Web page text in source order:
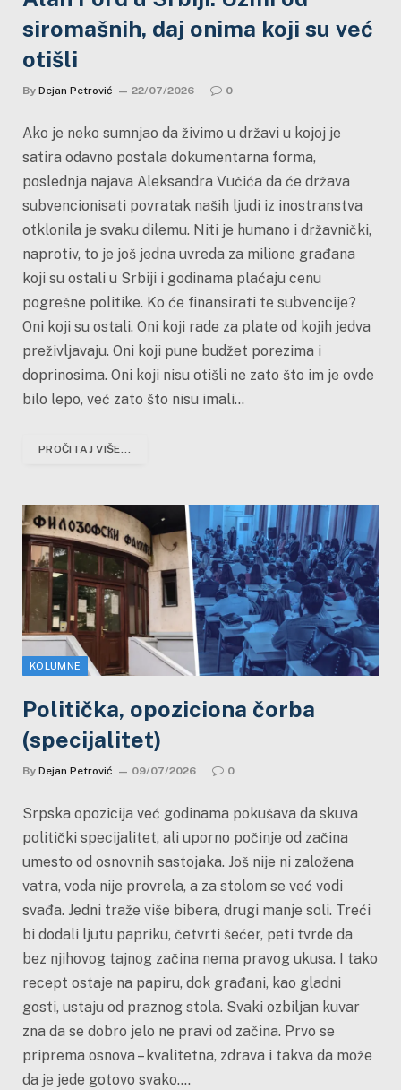
siromašnih, daj onima koji su već
otišli
By Dejan Petrović 22/07/2026 0
Ako je neko sumnjao da živimo u državi u kojoj je
satira odavno postala dokumentarna forma,
poslednja najava Aleksandra Vučića da će država
subvencionisati povratak naših ljudi iz inostranstva
otklonila je svaku dilemu. Niti je humano i državnički,
naprotiv, to je još jedna uvreda za milione građana
koji su ostali u Srbiji i godinama plaćaju cenu
pogrešne politike. Ko će finansirati te subvencije?
Oni koji su ostali. Oni koji rade za plate od kojih jedva
preživljavaju. Oni koji pune budžet porezima i
doprinosima. Oni koji nisu otišli ne zato što im je ovde
bilo lepo, već zato što nisu imali…
PROČITAJ VIŠE...
KOLUMNE
Politička, opoziciona čorba
(specijalitet)
By Dejan Petrović 09/07/2026 0
Srpska opozicija već godinama pokušava da skuva
politički specijalitet, ali uporno počinje od začina
umesto od osnovnih sastojaka. Još nije ni založena
vatra, voda nije provrela, a za stolom se već vodi
svađa. Jedni traže više bibera, drugi manje soli. Treći
bi dodali ljutu papriku, četvrti šećer, peti tvrde da
bez njihovog tajnog začina nema pravog ukusa. I tako
recept ostaje na papiru, dok građani, kao gladni
gosti, ustaju od praznog stola. Svaki ozbiljan kuvar
zna da se dobro jelo ne pravi od začina. Prvo se
priprema osnova – kvalitetna, zdrava i takva da može
da je jede gotovo svako.…